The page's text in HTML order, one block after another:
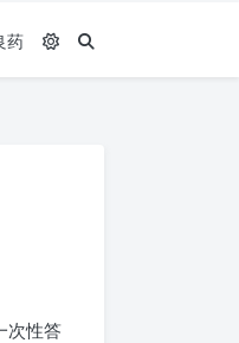
药
次性答